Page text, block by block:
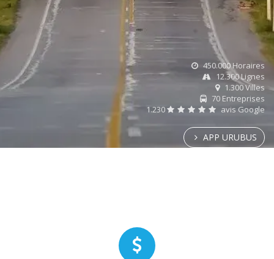
450.000 Horaires
12.300 Lignes
1.300 Villes
70 Entreprises
1.230
avis Google
APP URUBUS